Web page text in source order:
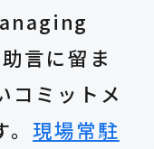
言に留ま
コミットメ
現場常駐